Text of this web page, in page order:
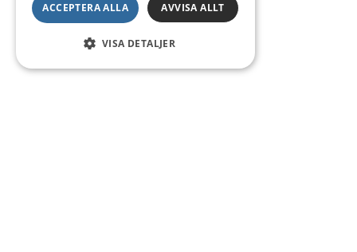
ACCEPTERA ALLA AVVISA ALLT
VISA DETALJER